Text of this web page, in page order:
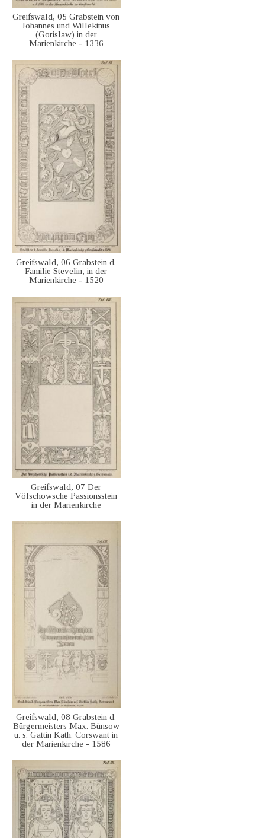
Greifswald, 05 Grabstein von
Johannes und Willekinus
(Gorislaw) in der
Marienkirche - 1336
Greifswald, 06 Grabstein d.
Familie Stevelin, in der
Marienkirche - 1520
Greifswald, 07 Der
Völschowsche Passionsstein
in der Marienkirche
Greifswald, 08 Grabstein d.
Bürgermeisters Max. Bünsow
u. s. Gattin Kath. Corswant in
der Marienkirche - 1586